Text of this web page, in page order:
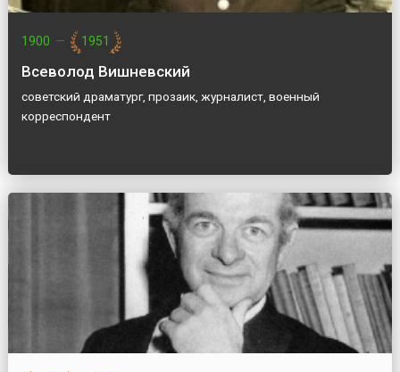
1900 — 1951
Всеволод Вишневский
советский драматург, прозаик, журналист, военный
корреспондент